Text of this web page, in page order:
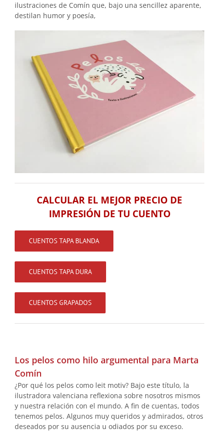
ilustraciones de Comín que, bajo una sencillez aparente,
destilan humor y poesía,
CALCULAR EL MEJOR PRECIO DE
IMPRESIÓN DE TU CUENTO
CUENTOS TAPA BLANDA
CUENTOS TAPA DURA
CUENTOS GRAPADOS
Los pelos como hilo argumental para Marta
Comín
¿Por qué los pelos como leit motiv? Bajo este título, la
ilustradora valenciana reflexiona sobre nosotros mismos
y nuestra relación con el mundo. A fin de cuentas, todos
tenemos pelos. Algunos muy queridos y admirados, otros
deseados por su ausencia u odiados por su exceso.